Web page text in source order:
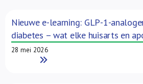
Nieuwe e-learning: GLP-1-
diabetes – wat elke huisarts en
28 mei 2026
Read More